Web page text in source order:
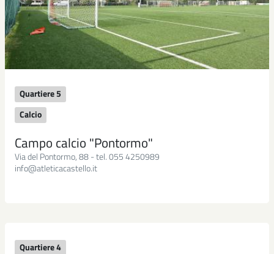
Quartiere 5
Calcio
Campo calcio "Pontormo"
Via del Pontormo, 88 - tel. 055 4250989
info@atleticacastello.it
Quartiere 4